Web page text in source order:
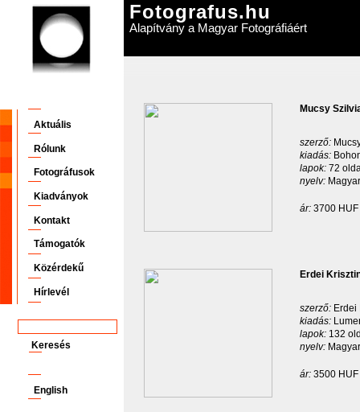
Fotografus.hu
Alapítvány a Magyar Fotográfiáért
Aktuális
Rólunk
Fotográfusok
Kiadványok
Kontakt
Támogatók
Közérdekű
Hírlevél
English
Mucsy
szerző:
kiadás:
lapok: 72
nyelv:
ár: 3700 HUF
Erdei
szerző: Erdei
kiadás:
lapok: 132
nyelv:
ár: 3500 HUF